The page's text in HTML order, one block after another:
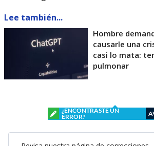
Lee también...
Hombre
causarle una
casi lo mata:
pulmonar
¿ENCONTRASTE UN
ERROR?